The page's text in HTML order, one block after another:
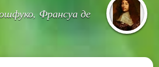
Франсуа де